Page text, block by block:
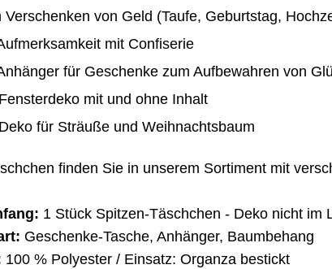
Verschenken von Geld (Taufe, Geburtstag,
mit Confiserie
für Geschenke zum Aufbewahren von
mit und ohne Inhalt
für Sträuße und Weihnachtsbaum
finden Sie in unserem Sortiment mit
1 Stück Spitzen-Täschchen - Deko nicht im
Geschenke-Tasche, Anhänger, Baumbehang
100 % Polyester / Einsatz: Organza bestickt